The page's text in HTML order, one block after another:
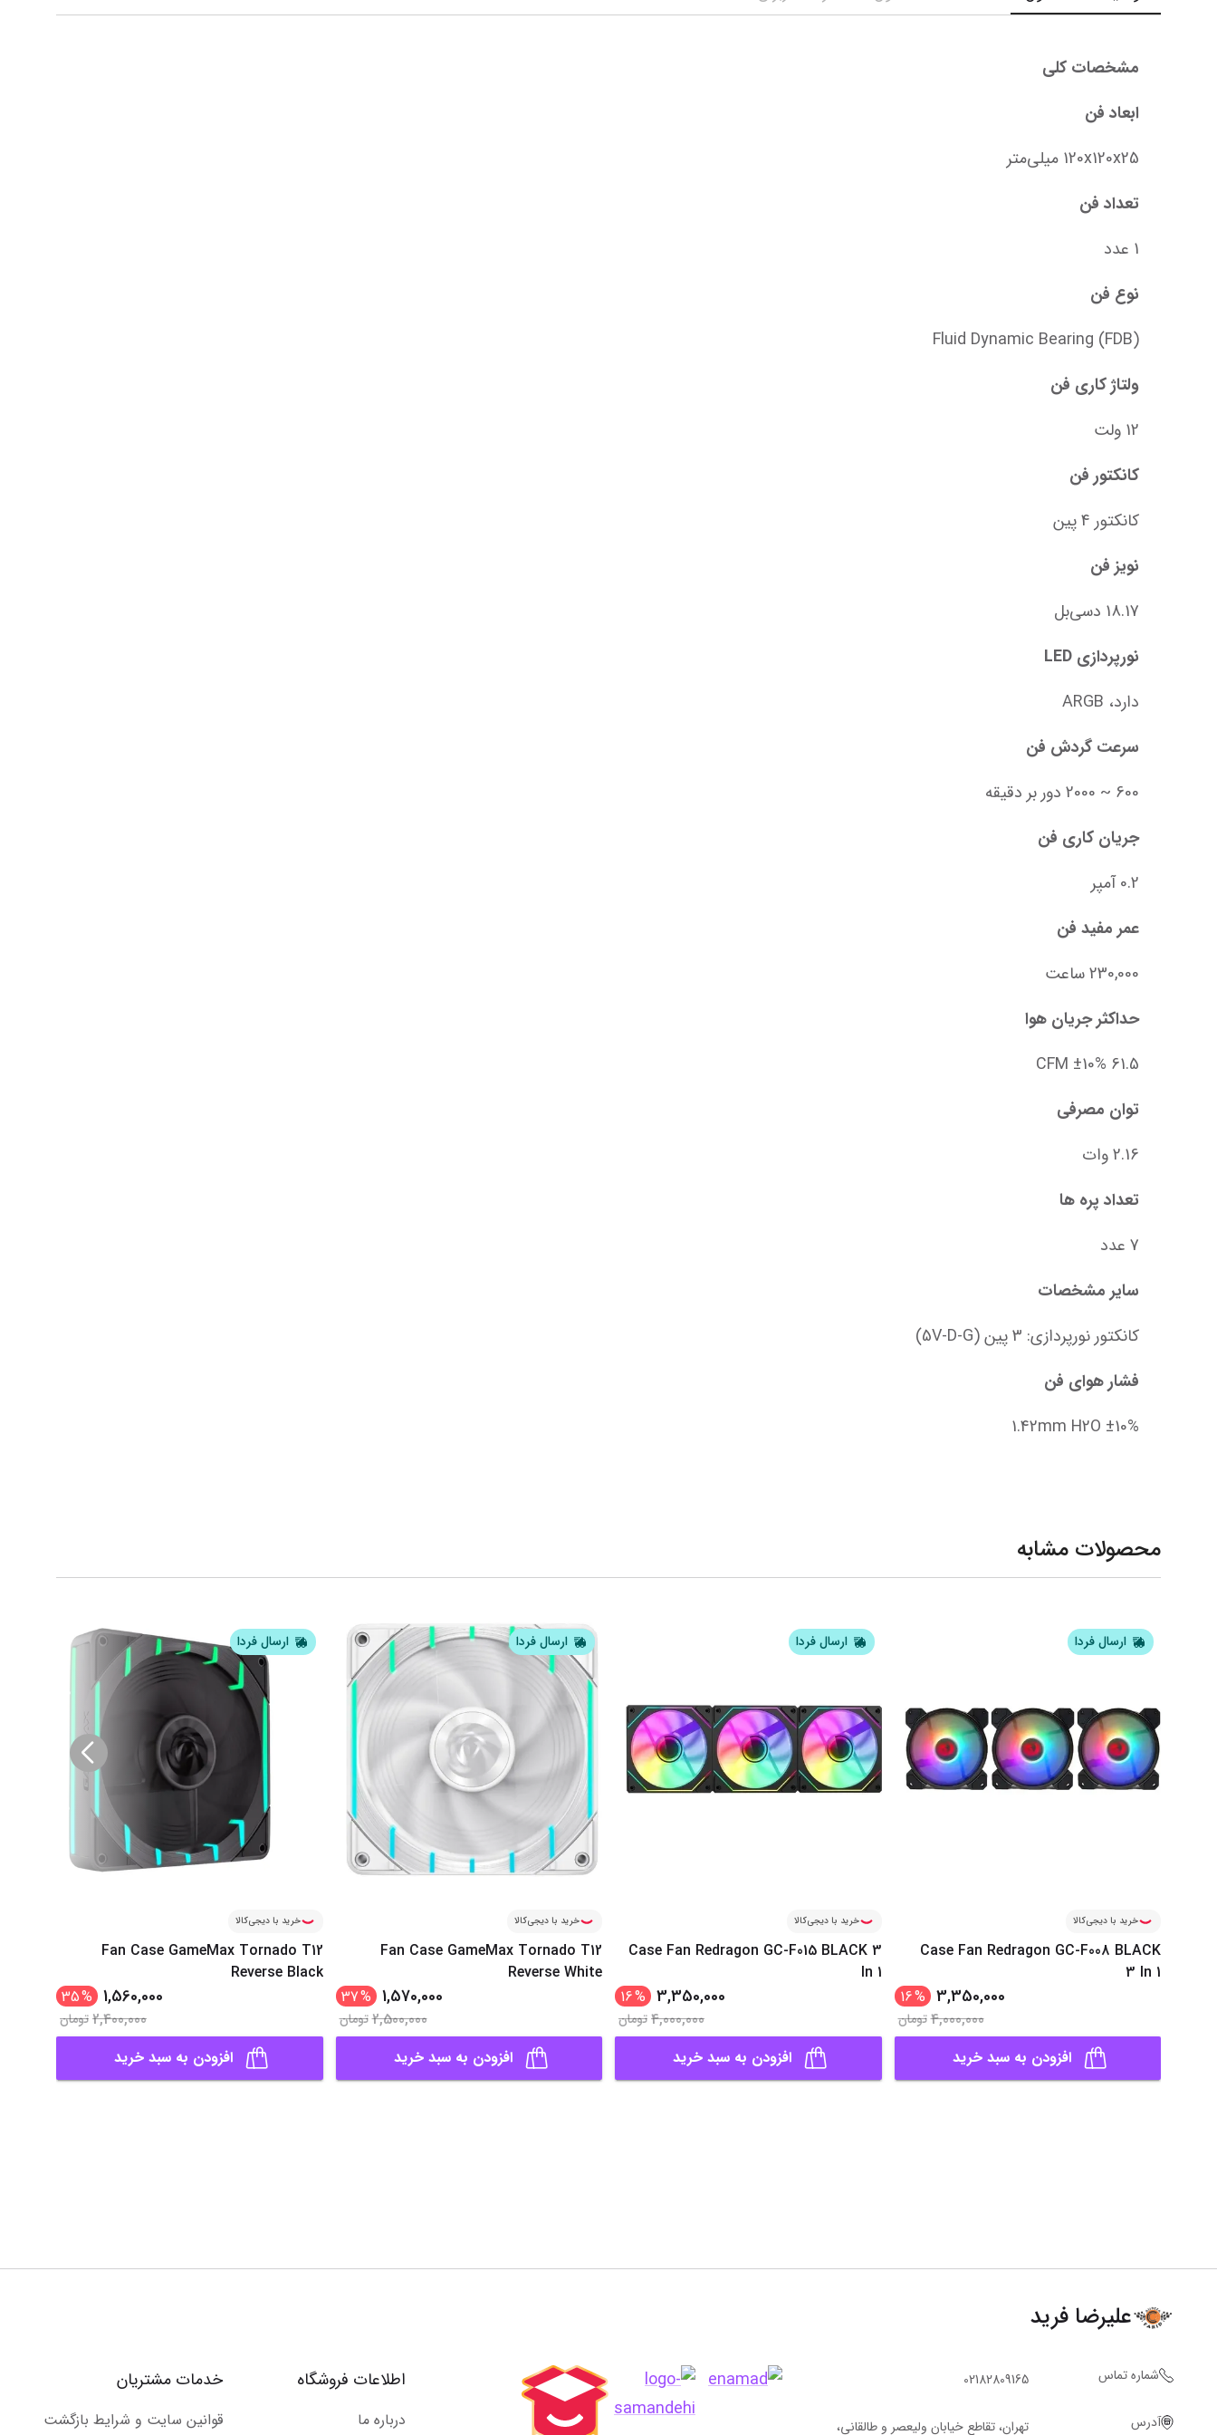
مشخصات کلی
ابعاد فن
120x120x25 میلی‌متر
تعداد فن
1 عدد
نوع فن
Fluid Dynamic Bearing (FDB)
ولتاژ کاری فن
12 ولت
کانکتور فن
کانکتور 4 پین
نویز فن
18.17 دسی‌بل
نورپردازی LED
دارد، ARGB
سرعت گردش فن
600 ~ 2000 دور بر دقیقه
جریان کاری فن
0.2 آمپر
عمر مفید فن
230,000 ساعت
حداکثر جریان هوا
61.5 CFM ±10%
توان مصرفی
2.16 وات
تعداد پره‌ ها
7 عدد
سایر مشخصات
کانکتور نورپردازی: 3 پین (5V-D-G)
فشار هوای فن
1.42mm H2O ±10%
محصولات مشابه
ارسال فردا
خرید با دیجی‌کالا
Case Fan Redragon GC-F008 BLACK
3 In 1
3,350,000
%
16
4,000,000تومان
افزودن به سبد خرید
ارسال فردا
خرید با دیجی‌کالا
Case Fan Redragon GC-F015 BLACK 3
In 1
3,350,000
%
16
4,000,000تومان
افزودن به سبد خرید
ارسال فردا
خرید با دیجی‌کالا
Fan Case GameMax Tornado T12
Reverse White
1,570,000
%
37
2,500,000تومان
افزودن به سبد خرید
ارسال فردا
خرید با دیجی‌کالا
Fan Case GameMax Tornado T12
Reverse Black
1,560,000
%
35
2,400,000تومان
افزودن به سبد خرید
علیرضا فرید
شماره تماس 02182809165
آدرس تهران، تقاطع خیابان ولیعصر و طالقانی،
اطلاعات فروشگاه
درباره ما
خدمات مشتریان
قوانین سایت و شرایط بازگشت